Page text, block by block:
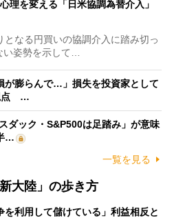
理を変える「日米協調為替介入」
なる円買いの協調介入に踏み切っ
姿勢を示して…
が膨らんで…」損失を投資家として
点 …
ダック・S&P500は足踏み」が意味
…
一覧を見る
大陸」の歩き方
を利用して儲けている」利益相反と